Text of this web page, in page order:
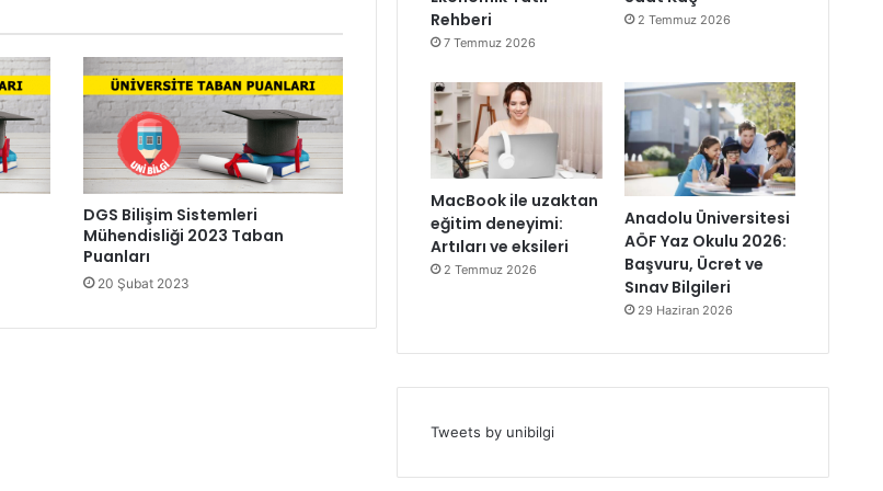
DGS Bilişim Sistemleri
Mühendisliği 2023 Taban
Puanları
20 Şubat 2023
Rehberi
7 Temmuz 2026
2 Temmuz 2026
MacBook ile uzaktan
eğitim deneyimi:
Artıları ve eksileri
2 Temmuz 2026
Anadolu Üniversitesi
AÖF Yaz Okulu 2026:
Başvuru, Ücret ve
Sınav Bilgileri
29 Haziran 2026
Tweets by unibilgi